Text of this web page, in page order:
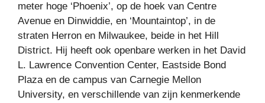
meter hoge ‘Phoenix’, op de hoek van Centre
Avenue en Dinwiddie, en ‘Mountaintop’, in de
straten Herron en Milwaukee, beide in het Hill
District. Hij heeft ook openbare werken in het David
L. Lawrence Convention Center, Eastside Bond
Plaza en de campus van Carnegie Mellon
University, en verschillende van zijn kenmerkende